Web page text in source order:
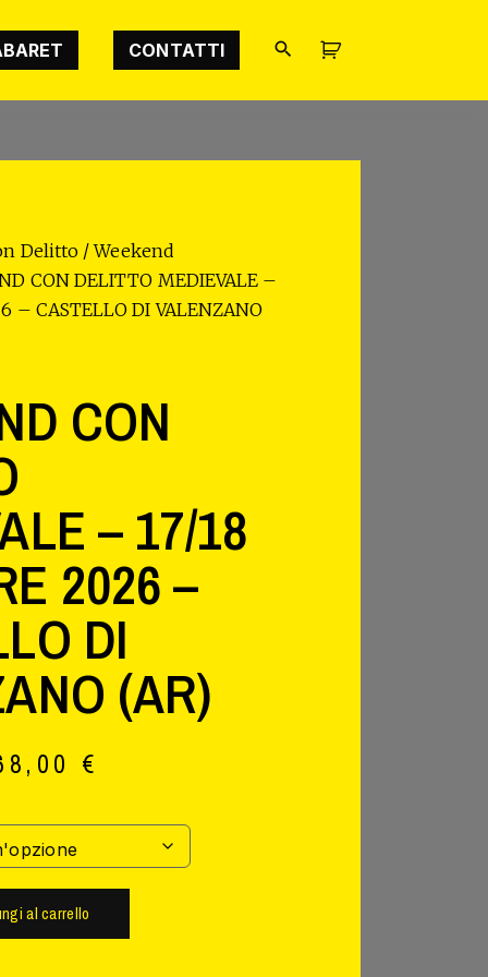
CONTATTI
Delitto /Weekend
CON DELITTO MEDIEVALE –
– CASTELLO DI VALENZANO
CON
– 17/18
2026 –
DI
(AR)
€
al carrello